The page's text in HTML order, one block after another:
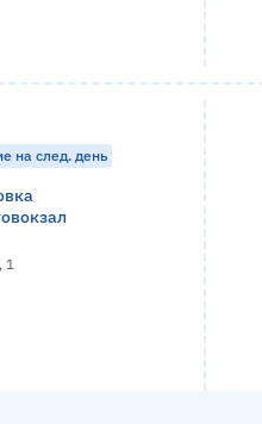
на след. день
1